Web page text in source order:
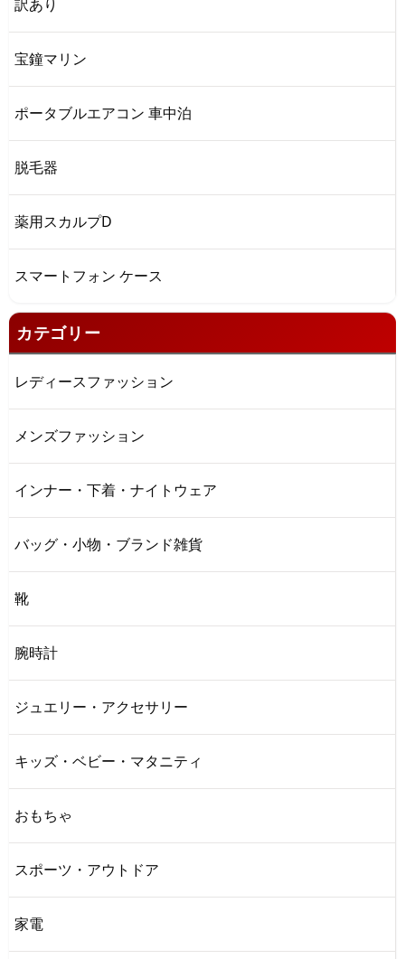
訳あり
宝鐘マリン
ポータブルエアコン 車中泊
脱毛器
薬用スカルプD
スマートフォン ケース
カテゴリー
レディースファッション
メンズファッション
インナー・下着・ナイトウェア
バッグ・小物・ブランド雑貨
靴
腕時計
ジュエリー・アクセサリー
キッズ・ベビー・マタニティ
おもちゃ
スポーツ・アウトドア
家電